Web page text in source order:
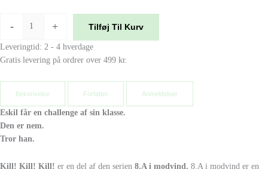
- + Tilføj Til Kurv
Leveringtid: 2 - 4 hverdage
Gratis levering på ordrer over 499 kr.
Beksrivelse Forfatter Anmeldelser
Eskil får en challenge af sin klasse.
Den er nem.
Tror han.
Kill! Kill! Kill! er en del af den serien 8.A i modvind. 8.A i modvind er en